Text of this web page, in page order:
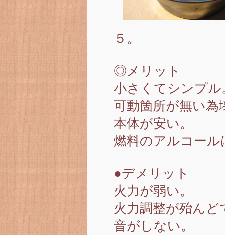
５。
◎メリット
小さくてシンプル
可動箇所が無い為
本体が安い。
燃料のアルコール
●デメリット
火力が弱い。
火力調整が殆んど
音がしない。